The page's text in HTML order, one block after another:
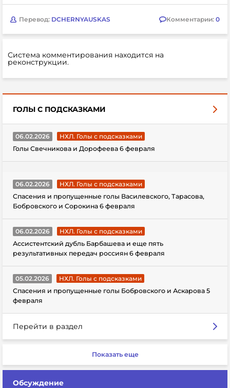
Перевод: DCHERNYAUSKAS Комментарии: 0
Система комментирования находится на
реконструкции.
ГОЛЫ С ПОДСКАЗКАМИ
06.02.2026
НХЛ. Голы с подсказками
Голы Свечникова и Дорофеева 6 февраля
06.02.2026
НХЛ. Голы с подсказками
Спасения и пропущенные голы Василевского, Тарасова,
Бобровского и Сорокина 6 февраля
06.02.2026
НХЛ. Голы с подсказками
Ассистентский дубль Барбашева и еще пять
результативных передач россиян 6 февраля
05.02.2026
НХЛ. Голы с подсказками
Спасения и пропущенные голы Бобровского и Аскарова 5
февраля
Перейти в раздел
Показать еще
Обсуждение